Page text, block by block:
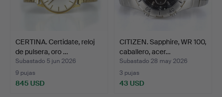
CERTINA. Certidate, reloj
de pulsera, oro …
Subastado 5 jun 2026
9 pujas
845 USD
CITIZEN. Sapphire, WR 100,
caballero, acer…
Subastado 28 may 2026
3 pujas
43 USD